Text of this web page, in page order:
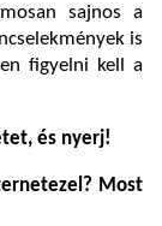
sajnos a
is
figyelni kell a
és nyerj!
Most